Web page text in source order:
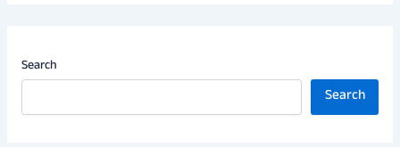
Search
Search